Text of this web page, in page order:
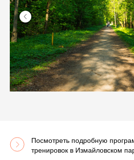
Посмотреть подробную
тренировок в Измайловском